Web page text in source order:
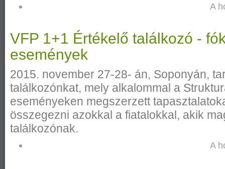
A
VFP 1+1 Értékelő találkozó -
események
2015. november 27-28- án, Soponyán,
találkozónkat, mely alkalommal a
eseményeken megszerzett
összegezni azokkal a fiatalokkal, akik
találkozónak.
A